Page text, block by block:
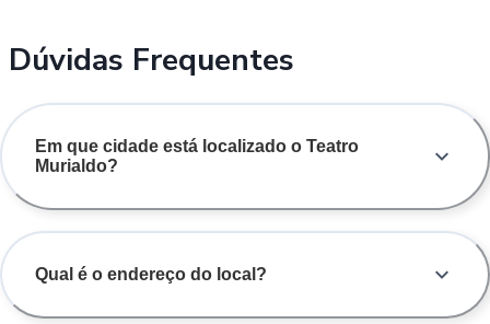
Dúvidas Frequentes
Em que cidade está localizado o Teatro
Murialdo?
Qual é o endereço do local?